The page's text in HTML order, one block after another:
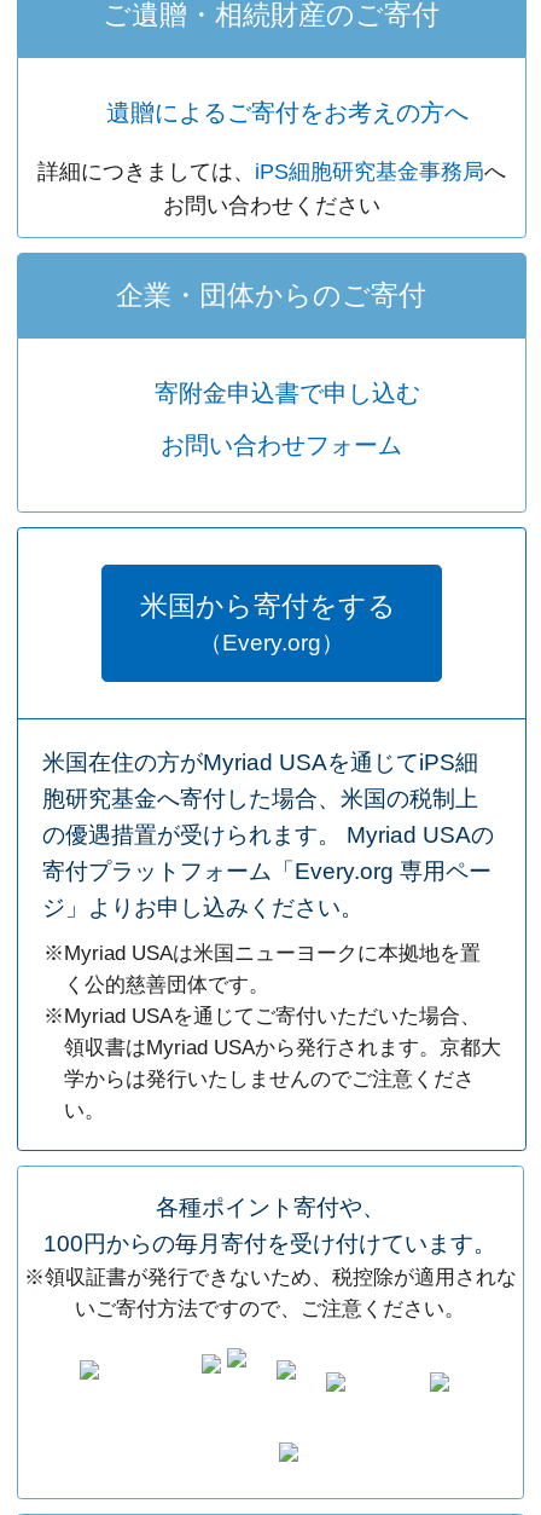
ご遺贈・相続財産のご寄付
遺贈によるご寄付をお考えの方へ
詳細につきましては、 iPS細胞研究基金事務局へ
お問い合わせください
企業・団体からのご寄付
寄附金申込書で申し込む
お問い合わせフォーム
米国から寄付をする
（Every.org）
米国在住の方がMyriad USAを通じてiPS細
胞研究基金へ寄付した場合、米国の税制上
の優遇措置が受けられます。 Myriad USAの
寄付プラットフォーム「Every.org 専用ペー
ジ」よりお申し込みください。
※Myriad USAは米国ニューヨークに本拠地を置
く公的慈善団体です。
※Myriad USAを通じてご寄付いただいた場合、
領収書はMyriad USAから発行されます。京都大
学からは発行いたしませんのでご注意くださ
い。
各種ポイント寄付や、
100円からの毎月寄付を受け付けています。
※領収証書が発行できないため、税控除が適用されな
いご寄付方法ですので、ご注意ください。